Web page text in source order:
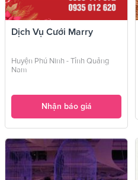
Dịch Vụ Cưới Marry
Huyện Phú Ninh - Tỉnh Quảng
Nam
Nhận báo giá